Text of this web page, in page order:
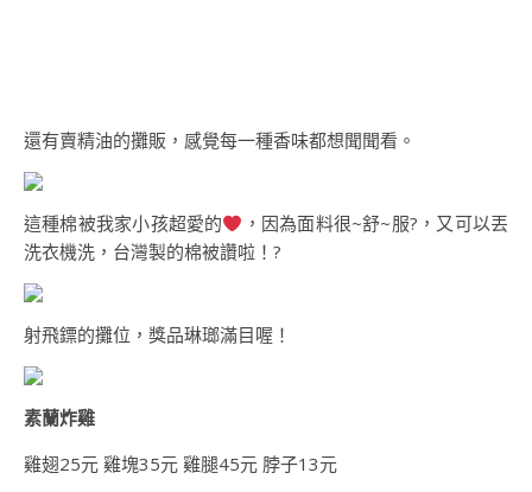
還有賣精油的攤販，感覺每一種香味都想聞聞看。
這種棉被我家小孩超愛的
，因為面料很~舒~服?，又可以丟
洗衣機洗，台灣製的棉被讚啦！?
射飛鏢的攤位，獎品琳瑯滿目喔！
素蘭炸雞
雞翅25元 雞塊35元 雞腿45元 脖子13元